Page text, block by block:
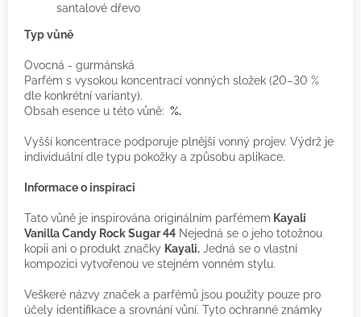
santalové dřevo
Typ vůně
Ovocná - gurmánská
Parfém s vysokou koncentrací vonných složek (20–30 %
dle konkrétní varianty).
Obsah esence u této vůně: %.
Vyšší koncentrace podporuje plnější vonný projev. Výdrž je
individuální dle typu pokožky a způsobu aplikace.
Informace o inspiraci
Tato vůně je inspirována originálním parfémem Kayali
Vanilla Candy Rock Sugar 44 Nejedná se o jeho totožnou
kopii ani o produkt značky Kayali. Jedná se o vlastní
kompozici vytvořenou ve stejném vonném stylu.
Veškeré názvy značek a parfémů jsou použity pouze pro
účely identifikace a srovnání vůní. Tyto ochranné známky